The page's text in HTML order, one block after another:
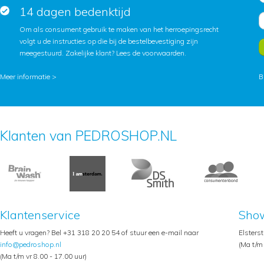
14 dagen bedenktijd
Om als consument gebruik te maken van het herroepingsrecht
volgt u de instructies op die bij de bestelbevestiging zijn
meegestuurd. Zakelijke klant? Lees de voorwaarden.
Meer informatie >
Klanten van PEDROSHOP.NL
Klantenservice
Heeft u vragen? Bel +31 318 20 20 54 of stuur een e-mail naar
info@pedroshop.nl
(Ma t/m vr 8.00 - 17.00 uur)
(Ma t/